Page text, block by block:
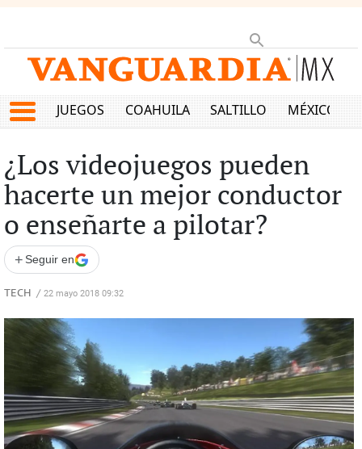
JUEGOS COAHUILA SALTILLO MÉXICO
¿Los videojuegos pueden
hacerte un mejor conductor
o enseñarte a pilotar?
+ Seguir en
TECH / 22 mayo 2018 09:32